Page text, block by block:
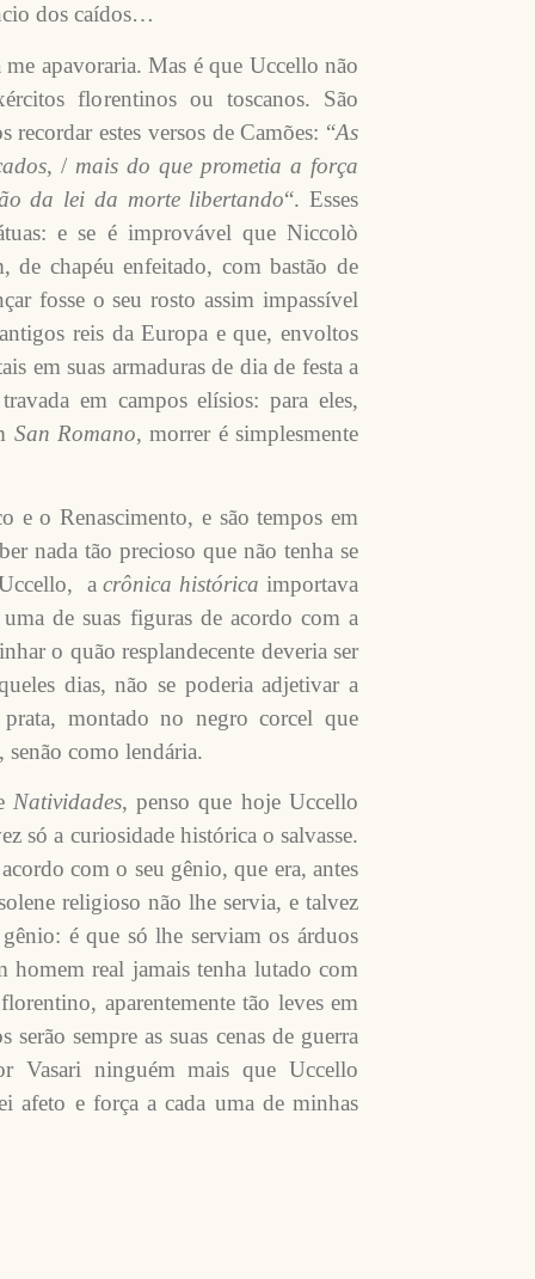
dos caídos…
apavoraria. Mas é que Uccello não
florentinos ou toscanos. São
recordar estes versos de Camões: “As
, / mais do que prometia a força
da lei da morte libertando“. Esses
e se é improvável que Niccolò
de chapéu enfeitado, com bastão de
fosse o seu rosto assim impassível
reis da Europa e que, envoltos
em suas armaduras de dia de festa a
em campos elísios: para eles,
San Romano, morrer é simplesmente
e o Renascimento, e são tempos em
nada tão precioso que não tenha se
Uccello, acrônica histórica importava
de suas figuras de acordo com a
o quão resplandecente deveria ser
dias, não se poderia adjetivar a
montado no negro corcel que
senão como lendária.
Natividades, penso que hoje Uccello
só a curiosidade histórica o salvasse.
com o seu gênio, que era, antes
religioso não lhe servia, e talvez
é que só lhe serviam os árduos
homem real jamais tenha lutado com
aparentemente tão leves em
serão sempre as suas cenas de guerra
Vasari ninguém mais que Uccello
afeto e força a cada uma de minhas